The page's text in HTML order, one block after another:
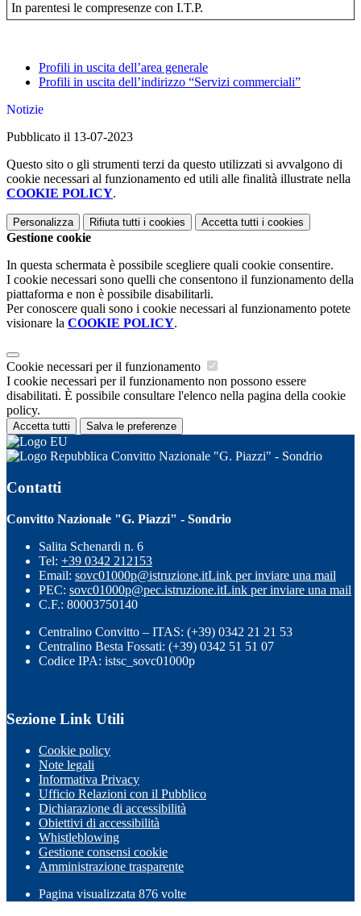
In parentesi le compresenze con I.T.P.
Profili in uscita dell’area generale
Profili in uscita dell’indirizzo “Servizi commerciali”
Notizie
Pubblicato il 13-07-2023
Questo sito o gli strumenti terzi da questo utilizzati si avvalgono di
cookie necessari al funzionamento ed utili alle finalità illustrate nella
COOKIE POLICY.
Personalizza Rifiuta tutti i cookies Accetta tutti i cookies
Gestione cookie
In questa schermata è possibile scegliere quali cookie consentire.
I cookie necessari sono quelli che consentono il funzionamento della
piattaforma e non è possibile disabilitarli.
Per conoscere quali sono i cookie necessari al funzionamento potete
visionare la COOKIE POLICY.
Cookie necessari per il funzionamento
I cookie necessari per il funzionamento non possono essere
disabilitati. È possibile consultare l'elenco nella pagina della cookie
policy.
Accetta tutti Salva le preferenze
Convitto Nazionale "G. Piazzi" - Sondrio
Contatti
Convitto Nazionale "G. Piazzi" - Sondrio
Salita Schenardi n. 6
Tel: +39 0342 212153
Email: sovc01000p@istruzione.itLink per inviare una mail
PEC: sovc01000p@pec.istruzione.itLink per inviare una mail
C.F.: 80003750140
Centralino Convitto – ITAS: (+39) 0342 21 21 53
Centralino Besta Fossati: (+39) 0342 51 51 07
Codice IPA: istsc_sovc01000p
Sezione Link Utili
Cookie policy
Note legali
Informativa Privacy
Ufficio Relazioni con il Pubblico
Dichiarazione di accessibilità
Obiettivi di accessibilità
Whistleblowing
Gestione consensi cookie
Amministrazione trasparente
Pagina visualizzata 876 volte